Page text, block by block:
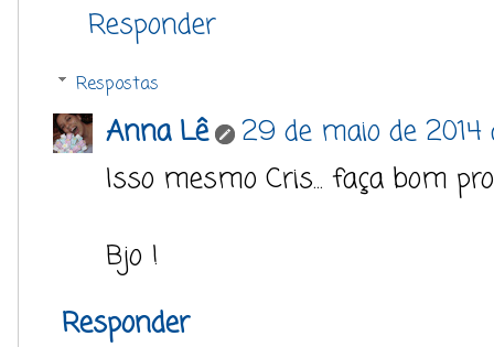
Responder
Respostas
Anna Lê
29 de maio de 2014
Isso mesmo Cris... faça bom
Bjo !
Responder